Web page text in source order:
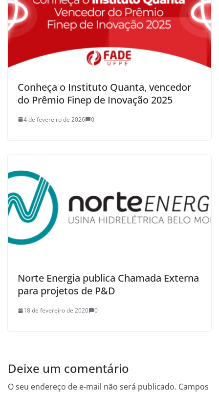
Conheça o Instituto Quanta, vencedor
do Prêmio Finep de Inovação 2025
4 de fevereiro de 2026 0
Norte Energia publica Chamada Externa
para projetos de P&D
18 de fevereiro de 2020 0
Deixe um comentário
O seu endereço de e-mail não será publicado. Campos